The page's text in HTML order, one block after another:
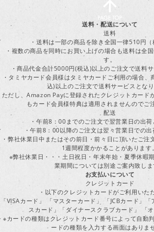
送料・配送について
送料
・送料は一部の商品を除き全国一律510円（
・複数の商品を同時にお買い上げの場合も送料は全
す。
・商品代金合計5000円(税込)以上のご注文で送料サ
・タミヤカード会員様はタミヤカードご利用の場合
込)以上のご注文で送料サービスとなり
ただし、Amazon Payに登録されたクレジットカード
もカード会員様特典は適用されませんのでご
配送
・午前8：00までのご注文で翌営業日の出荷
・午前8：00以降のご注文は翌々営業日での出
・弊社休業日中またはその前日・前々日に頂いたご注
1週間程度かかることがあります。
※弊社休業日・・・土日祝日・年末年始・夏季休暇
業期間については別途ご案内致しま
お支払いについて
クレジットカード
・以下のクレジットカードがご利用いた
「VISAカード」 「マスターカード」 「JCBカード」
スカード」「ダイナースクラブカード」 「
※カードの種類はクレジットカード番号によって自動
ードの種類を入力する画面はありませ